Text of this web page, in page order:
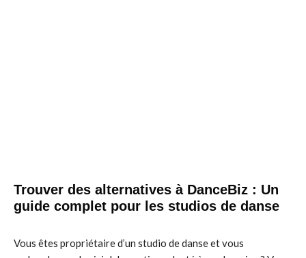
Trouver des alternatives à DanceBiz : Un
guide complet pour les studios de danse
Vous êtes propriétaire d’un studio de danse et vous